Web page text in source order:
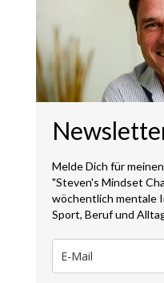
Melde Dich für
"Steven's Mindset
wöchentlich mentale
Sport, Beruf und